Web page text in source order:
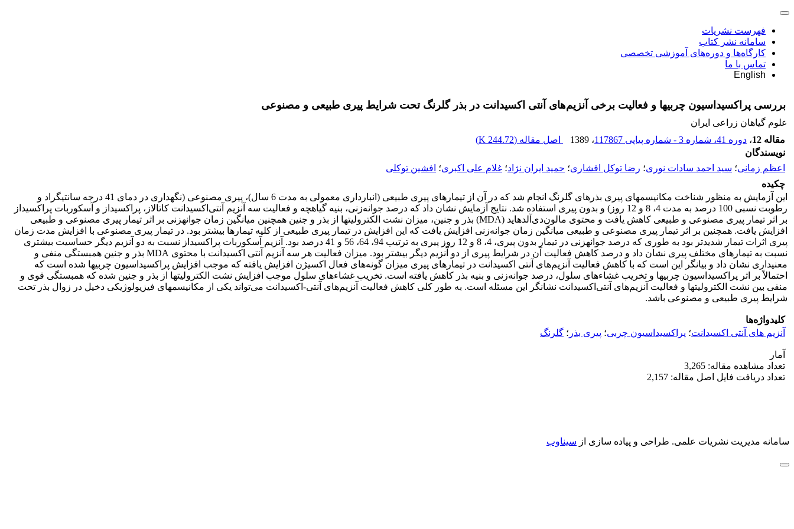
فهرست نشریات
سامانه نشر کتاب
کارگاه‌ها و دوره‌های آموزشی تخصصی
تماس با ما
English
بررسی پراکسیداسیون چربی‏ها و فعالیت برخی آنزیم‌های آنتی اکسیدانت در بذر گلرنگ تحت شرایط پیری طبیعی و مصنوعی
علوم گیاهان زراعی ایران
مقاله 12
، دوره 41، شماره 3 - شماره پیاپی 117867 ، 1389 اصل مقاله (244.72 K
)
نویسندگان
اعظم زمانی؛ سید احمد سادات نوری؛ رضا توکل افشاری؛ حمید ایران نژاد؛ غلام علی اکبری؛ افشین توکلی
چکیده
این آزمایش به منظور شناخت مکانیسم‏های پیری بذرهای گلرنگ انجام شد که در آن از تیمارهای پیری طبیعی (انبارداری معمولی به مدت 6 سال)، پیری مصنوعی (نگهداری در دمای 41 درجه سانتی‏گراد و
رطوبت نسبی 100 درصد به مدت 4، 8 و 12 روز) و بدون پیری استفاده شد. نتایج آزمایش نشان داد که درصد جوانه‌زنی، بنیه گیاهچه و فعالیت سه آنزیم آنتی‌اکسیدانت کاتالاز، پراکسیداز و آسکوربات پراکسیداز
بر اثر تیمار پیری مصنوعی و طبیعی کاهش یافت و محتوی مالون‌دی‌آلدهاید (MDA) بذر و جنین، میزان نشت الکترولیت‏ها از بذر و جنین همچنین میانگین زمان جوانه‏زنی بر اثر تیمار پیری مصنوعی و طبیعی
افزایش یافت. همچنین بر اثر تیمار پیری مصنوعی و طبیعی میانگین زمان جوانه‌زنی افزایش یافت که این افزایش در تیمار پیری طبیعی از کلیه تیمارها بیشتر بود. در تیمار پیری مصنوعی با افزایش مدت زمان
پیری اثرات تیمار شدیدتر بود به طوری که درصد جوانه‏زنی در تیمار بدون پیری، 4، 8 و 12 روز پیری به ترتیب 94، 64، 56 و 41 درصد بود. آنزیم آسکوربات پراکسیداز نسبت به دو آنزیم دیگر حساسیت بیشتری
نسبت به تیمارهای مختلف پیری نشان داد و درصد کاهش فعالیت آن در شرایط پیری از دو آنزیم دیگر بیشتر بود. میزان فعالیت هر سه آنزیم آنتی اکسیدانت با محتوی MDA بذر و جنین همبستگی منفی و
معنی‏داری نشان داد و بیانگر این است که با کاهش فعالیت آنزیم‌های آنتی اکسیدانت در تیمارهای پیری میزان گونه‌های فعال اکسیژن افزایش یافته که موجب افزایش پراکسیداسیون چربی‏ها شده است که
احتمالاً بر اثر پراکسیداسیون چربی‏ها و تخریب غشاء‌های سلول، درصد جوانه‌زنی و بنیه بذر کاهش یافته است. تخریب غشاء‌های سلول موجب افزایش نشت الکترولیت‏ها از بذر و جنین شده که همبستگی قوی و
منفی بین نشت الکترولیت‏ها و فعالیت آنزیم‌های آنتی‌اکسیدانت نشانگر این مسئله است. به طور کلی کاهش فعالیت آنزیم‌های آنتی-اکسیدانت می‌تواند یکی از مکانیسم‏های فیزیولوژیکی دخیل در زوال بذر تحت
شرایط پیری طبیعی و مصنوعی باشد.
کلیدواژه‌ها
آنزیم های آنتی اکسیدانت؛ پراکسیداسیون چربی؛ پیری بذر ؛ گلرنگ
آمار
تعداد مشاهده مقاله: 3,265
تعداد دریافت فایل اصل مقاله: 2,157
سامانه مدیریت نشریات علمی. طراحی و پیاده سازی از سیناوب